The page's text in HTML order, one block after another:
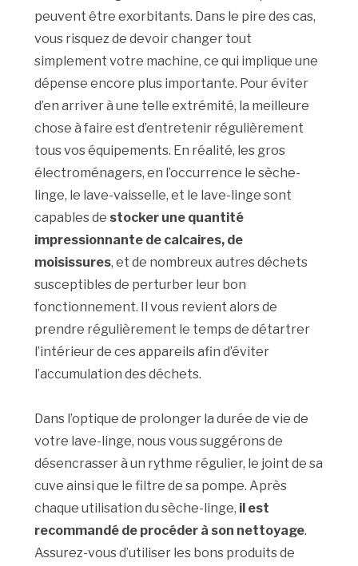
peuvent être exorbitants. Dans le pire des cas,
vous risquez de devoir changer tout
simplement votre machine, ce qui implique une
dépense encore plus importante. Pour éviter
d’en arriver à une telle extrémité, la meilleure
chose à faire est d’entretenir régulièrement
tous vos équipements. En réalité, les gros
électroménagers, en l’occurrence le sèche-
linge, le lave-vaisselle, et le lave-linge sont
capables de stocker une quantité
impressionnante de calcaires, de
moisissures, et de nombreux autres déchets
susceptibles de perturber leur bon
fonctionnement. Il vous revient alors de
prendre régulièrement le temps de détartrer
l’intérieur de ces appareils afin d’éviter
l’accumulation des déchets.
Dans l’optique de prolonger la durée de vie de
votre lave-linge, nous vous suggérons de
désencrasser à un rythme régulier, le joint de sa
cuve ainsi que le filtre de sa pompe. Après
chaque utilisation du sèche-linge, il est
recommandé de procéder à son nettoyage.
Assurez-vous d’utiliser les bons produits de